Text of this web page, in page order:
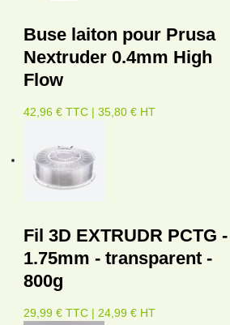
Buse laiton pour Prusa
Nextruder 0.4mm High
Flow
42,96 € TTC | 35,80 € HT
Fil 3D EXTRUDR PCTG -
1.75mm - transparent -
800g
29,99 € TTC | 24,99 € HT